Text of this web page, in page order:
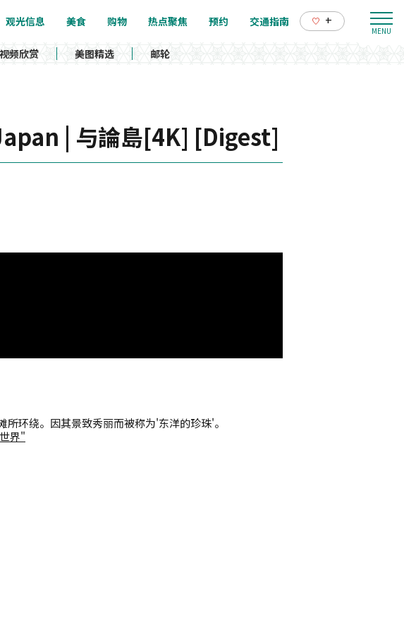
观光信息 美食 购物 热点聚焦 预约 交通指南 +
视频欣赏 美图精选 邮轮
| 与論島[4K] [Digest]
环绕。因其景致秀丽而被称为'东洋的珍珠'。
界"